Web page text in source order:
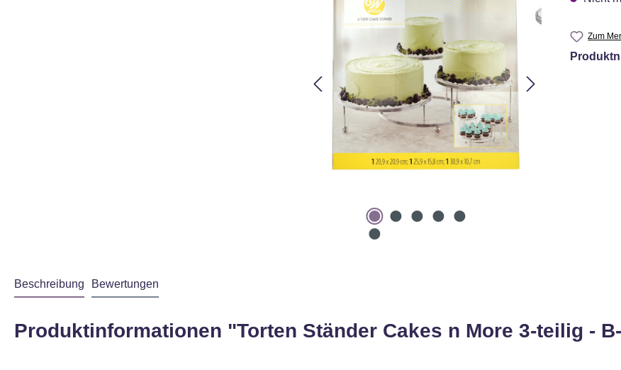
Zum
Beschreibung Bewertungen
Produktinformationen "Torten Ständer Cakes n More 3-teilig -